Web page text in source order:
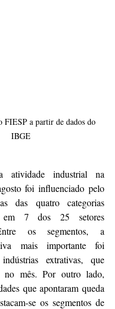
FIESP a partir de dados do
IBGE
atividade industrial na
foi influenciado pelo
das quatro categorias
em 7 dos 25 setores
os segmentos, a
mais importante foi
extrativas, que
no mês. Por outro lado,
que apontaram queda
se os segmentos de